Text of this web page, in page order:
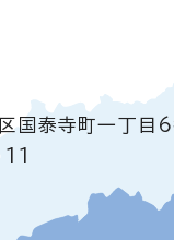
国泰寺町一丁目